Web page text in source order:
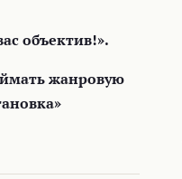
объектив!».
жанровую